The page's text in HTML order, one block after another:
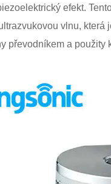
efekt.
vlnu,
převodníkem a použity